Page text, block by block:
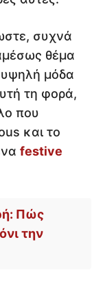
συχνά
θέμα
μόδα
τη φορά,
που
και το
festive
Πώς
την